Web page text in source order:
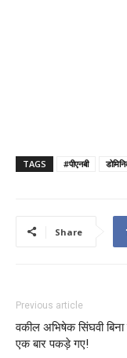
TAGS #पीएनबी
Share
Previous article
वकील अभिषेक सिंघवी
एक बार पकड़े गए!